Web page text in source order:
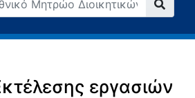
εργασιών